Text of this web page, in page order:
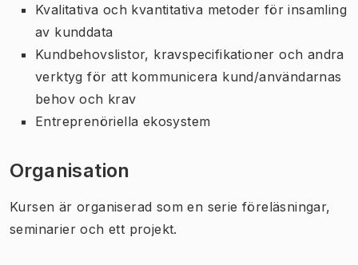
Kvalitativa och kvantitativa metoder för insamling
av kunddata
Kundbehovslistor, kravspecifikationer och andra
verktyg för att kommunicera kund/användarnas
behov och krav
Entreprenöriella ekosystem
Organisation
Kursen är organiserad som en serie föreläsningar,
seminarier och ett projekt.